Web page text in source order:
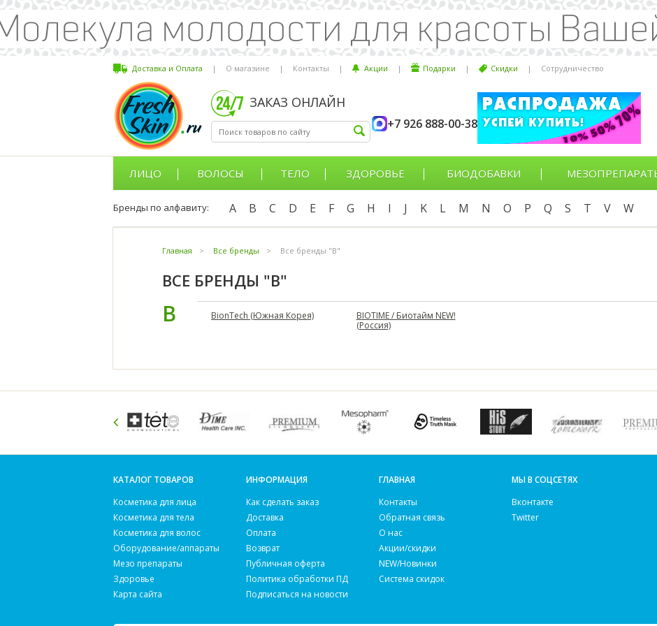
Доставка и Оплата | О магазине | Контакты | Акции | Подарки | Скидки | Сотрудничество
ЗАКАЗ ОНЛАЙН
+7 926 888-00-38
ЛИЦО ВОЛОСЫ ТЕЛО ЗДОРОВЬЕ БИОДОБАВКИ
Бренды по алфавиту: A B C D E F G H I J K L M N O P Q S T V W
Главная > Все бренды > Все бренды "B"
ВСЕ БРЕНДЫ "B"
B BionTech (Южная Корея)
BIOTIME / Биотайм NEW!
(Россия)
КАТАЛОГ ТОВАРОВ
Косметика для лица
Косметика для тела
Косметика для волос
Оборудование/аппараты
Мезо препараты
Здоровье
Карта сайта
ИНФОРМАЦИЯ
Как сделать заказ
Доставка
Оплата
Возврат
Публичная оферта
Политика обработки ПД
Подписаться на новости
ГЛАВНАЯ
Контакты
Обратная связь
О нас
Акции/скидки
NEW/Новинки
Система скидок
МЫ В СОЦСЕТЯХ
Вконтакте
Twitter